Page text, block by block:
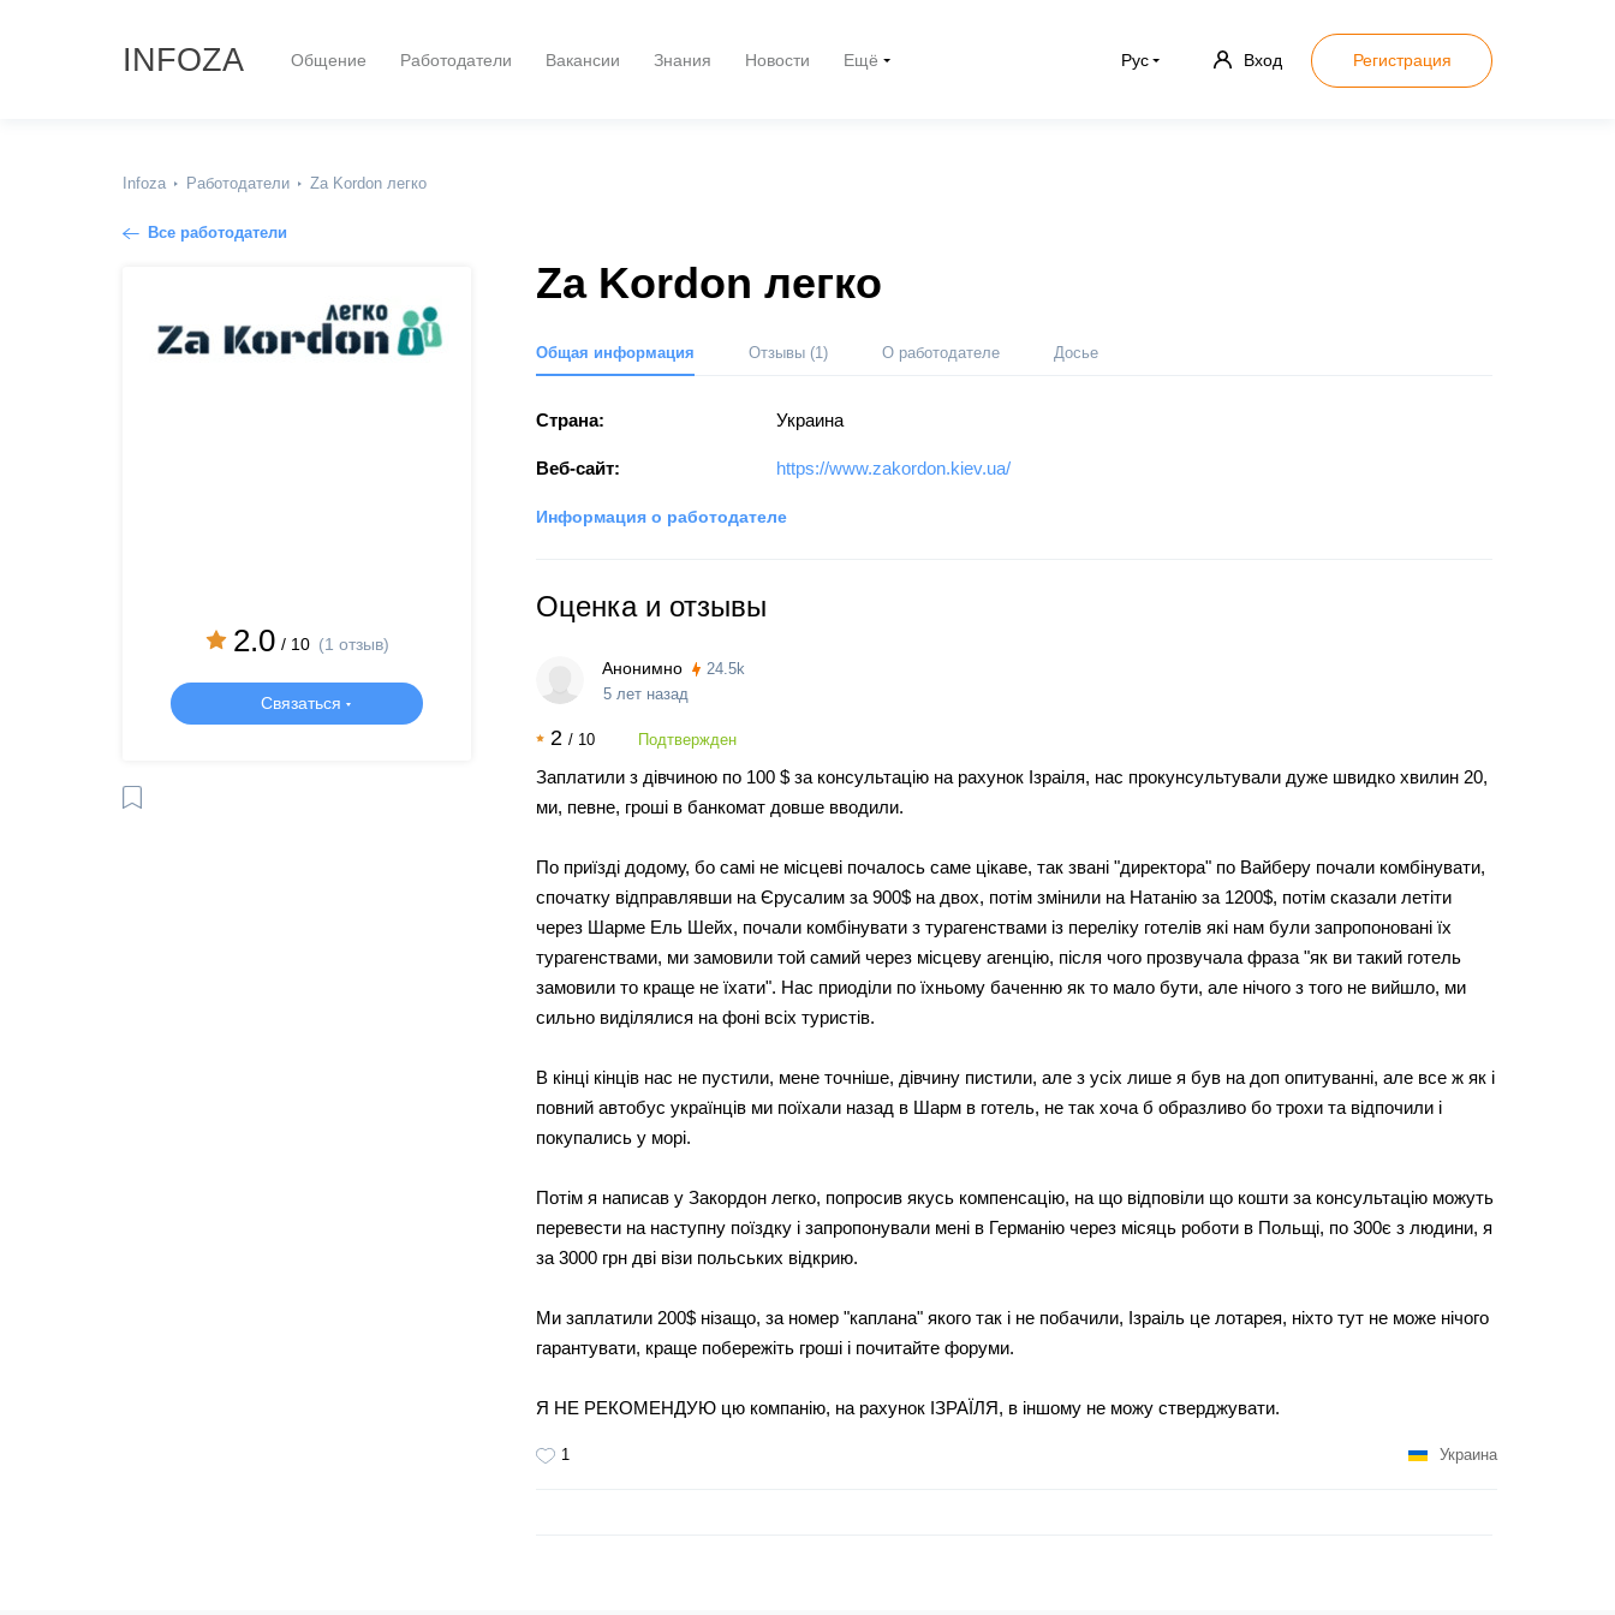
INFOZA Общение Работодатели Вакансии Знания Новости Ещё Рус Вход Регистрация
Infoza Работодатели Za Kordon легко
Все работодатели
2.0 / 10 (1 отзыв)
Связаться
Za Kordon легко
Общая информация Отзывы (1) О работодателе Досье
Страна: Украина
Веб-сайт: https://www.zakordon.kiev.ua/
Информация о работодателе
Оценка и отзывы
Анонимно
24.5k
5 лет назад
2 / 10 Подтвержден
Заплатили з дівчиною по 100 $ за консультацію на рахунок Ізраіля, нас прокунсультували дуже швидко хвилин 20,
ми, певне, гроші в банкомат довше вводили.
По приїзді додому, бо самі не місцеві почалось саме цікаве, так звані "директора" по Вайберу почали комбінувати,
спочатку відправлявши на Єрусалим за 900$ на двох, потім змінили на Натанію за 1200$, потім сказали летіти
через Шарме Ель Шейх, почали комбінувати з турагенствами із переліку готелів які нам були запропоновані їх
турагенствами, ми замовили той самий через місцеву агенцію, після чого прозвучала фраза "як ви такий готель
замовили то краще не їхати". Нас приоділи по їхньому баченню як то мало бути, але нічого з того не вийшло, ми
сильно виділялися на фоні всіх туристів.
В кінці кінців нас не пустили, мене точніше, дівчину пистили, але з усіх лише я був на доп опитуванні, але все ж як і
повний автобус українців ми поїхали назад в Шарм в готель, не так хоча б образливо бо трохи та відпочили і
покупались у морі.
Потім я написав у Закордон легко, попросив якусь компенсацію, на що відповіли що кошти за консультацію можуть
перевести на наступну поїздку і запропонували мені в Германію через місяць роботи в Польщі, по 300є з людини, я
за 3000 грн дві візи польських відкрию.
Ми заплатили 200$ нізащо, за номер "каплана" якого так і не побачили, Ізраіль це лотарея, ніхто тут не може нічого
гарантувати, краще побережіть гроші і почитайте форуми.
Я НЕ РЕКОМЕНДУЮ цю компанію, на рахунок ІЗРАЇЛЯ, в іншому не можу стверджувати.
1 Украина